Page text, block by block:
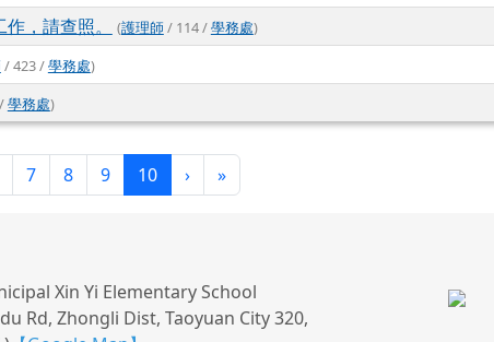
，請查照。 (護理師/ 114 /學務處)
/ 423 /學務處)
學務處)
7 8 9 10(目前頁次)
›下一頁
»最後頁
Xin Yi Elementary School
Rd, Zhongli Dist, Taoyuan City 320,